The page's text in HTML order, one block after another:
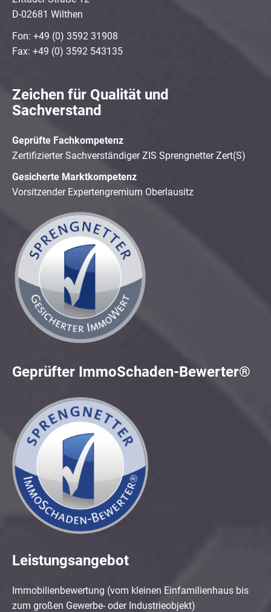
D-02681 Wilthen
Fon: +49 (0) 3592 31908
Fax: +49 (0) 3592 543135
Zeichen für Qualität und
Sachverstand
Geprüfte Fachkompetenz
Zertifizierter Sachverständiger ZIS Sprengnetter Zert(S)
Gesicherte Marktkompetenz
Vorsitzender Expertengremium Oberlausitz
Geprüfter ImmoSchaden-Bewerter®
Leistungsangebot
Immobilienbewertung (vom kleinen Einfamilienhaus bis
zum großen Gewerbe- oder Industrieobjekt)